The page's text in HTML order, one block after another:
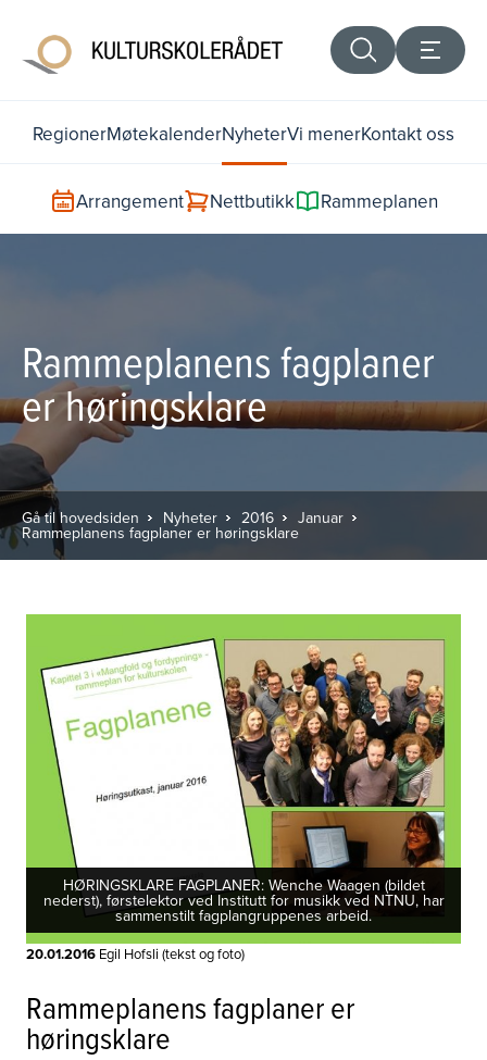
RegionerMøtekalenderNyheterVi menerKontakt oss
Arrangement Nettbutikk Rammeplanen
Rammeplanens fagplaner
er høringsklare
Gå til hovedsiden Nyheter 2016 Januar
Rammeplanens fagplaner er høringsklare
HØRINGSKLARE FAGPLANER: Wenche Waagen (bildet
nederst), førstelektor ved Institutt for musikk ved NTNU, har
sammenstilt fagplangruppenes arbeid.
20.01.2016 Egil Hofsli (tekst og foto)
Rammeplanens fagplaner er
høringsklare